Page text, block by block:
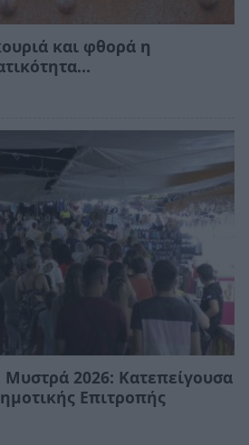
και φθορά η
2026: Κατεπείγουσα
Επιτροπής